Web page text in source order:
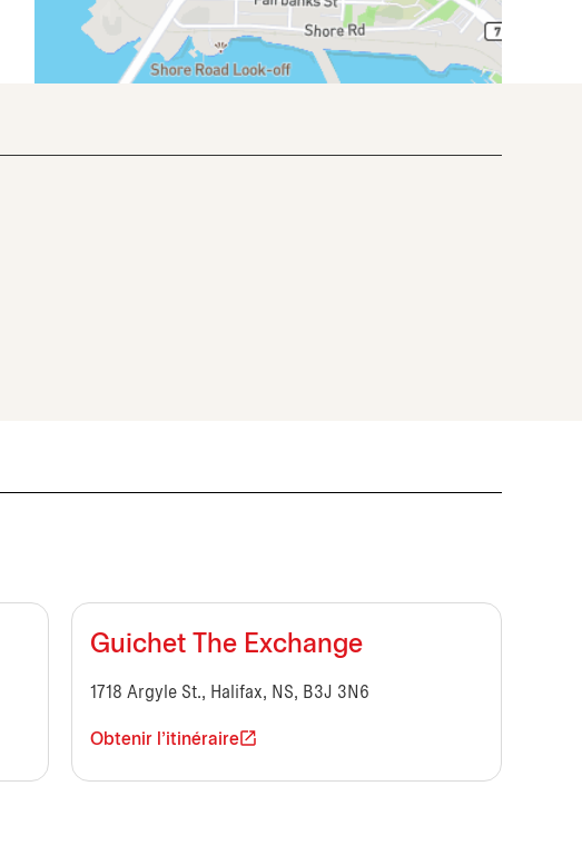
Guichet The Exchange
1718 Argyle St., Halifax, NS, B3J 3N6
Obtenir l'itinéraire